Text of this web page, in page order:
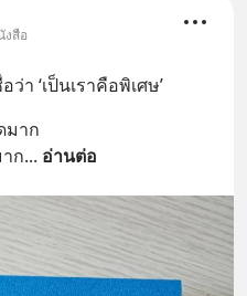
งสือ
‘เป็นเราคือพิเศษ’
มาก
ก... อ่านต่อ